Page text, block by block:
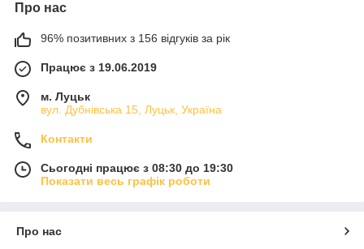
Про нас
96% позитивних з 156 відгуків за рік
Працює з 19.06.2019
м. Луцьк
вул. Дубнівська 15, Луцьк, Україна
Контакти
Сьогодні працює з 08:30 до 19:30
Показати весь графік роботи
Про нас